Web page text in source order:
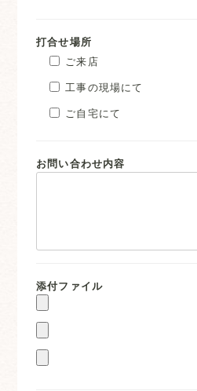
打合せ場所
ご来店
工事の現場にて
ご自宅にて
お問い合わせ内容
添付ファイル